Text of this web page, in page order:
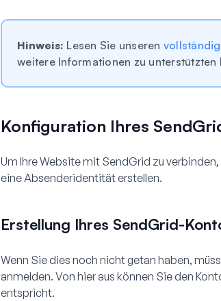
Hinweis: Lesen Sie unseren
weitere Informationen zu unterstützten
Konfiguration Ihres
Um Ihre Website mit SendGrid zu
eine Absenderidentität erstellen.
Erstellung Ihres SendGrid-
Wenn Sie dies noch nicht getan haben,
anmelden. Von hier aus können Sie den
entspricht.